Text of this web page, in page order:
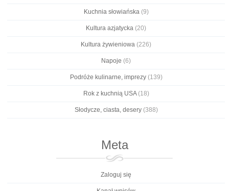
Kuchnia słowiańska(9)
Kultura azjatycka (20)
Kultura żywieniowa (226)
Napoje (6)
Podróże kulinarne, imprezy(139)
Rok z kuchnią USA(18)
Słodycze, ciasta, desery(388)
Meta
Zaloguj się